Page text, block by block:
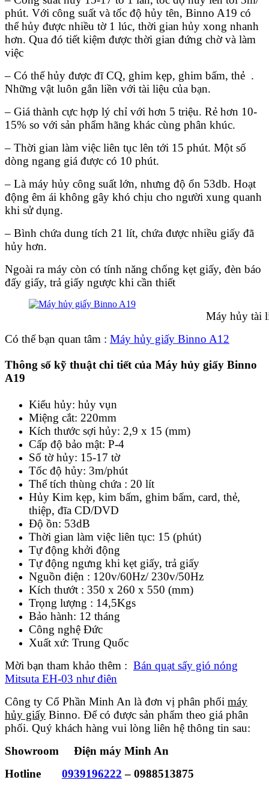
phút. Với công suất và tốc độ hủy tên, Binno A19 có
thể hủy được nhiều tờ 1 lúc, thời gian hủy xong nhanh
hơn. Qua đó tiết kiệm được thời gian đứng chờ và làm
việc
– Có thể hủy được đĩ CQ, ghim kẹp, ghim bấm, thẻ .
Những vật luôn gắn liền với tài liệu của bạn.
– Giá thành cực hợp lý chỉ với hơn 5 triệu. Rẻ hơn 10-
15% so với sản phẩm hãng khác cùng phân khúc.
– Thời gian làm việc liên tục lên tới 15 phút. Một số
dòng ngang giá được có 10 phút.
– Là máy hủy công suất lớn, nhưng độ ổn 53db. Hoạt
động êm ái không gây khó chịu cho người xung quanh
khi sử dụng.
– Bình chứa dung tích 21 lít, chứa được nhiều giấy đã
hủy hơn.
Ngoài ra máy còn có tính năng chống kẹt giấy, đèn báo
đấy giấy, trả giấy ngược khi cần thiết
Máy hủy tài liệu
Có thể bạn quan tâm : Máy hủy giấy Binno A12
Thông số kỹ thuật chi tiết của Máy hủy giấy Binno
A19
Kiểu hủy: hủy vụn
Miệng cắt: 220mm
Kích thước sợi hủy: 2,9 x 15 (mm)
Cấp độ bảo mật: P-4
Số tờ hủy: 15-17 tờ
Tốc độ hủy: 3m/phút
Thể tích thùng chứa : 20 lít
Hủy Kim kẹp, kim bấm, ghim bấm, card, thẻ,
thiệp, đĩa CD/DVD
Độ ồn: 53dB
Thời gian làm việc liên tục: 15 (phút)
Tự động khởi động
Tự động ngưng khi kẹt giấy, trả giấy
Nguồn điện : 120v/60Hz/ 230v/50Hz
Kích thướt : 350 x 260 x 550 (mm)
Trọng lượng : 14,5Kgs
Bảo hành: 12 tháng
Công nghệ Đức
Xuất xứ: Trung Quốc
Mời bạn tham khảo thêm : Bán quạt sấy gió nóng
Mitsuta EH-03 như điên
Công ty Cổ Phần Minh An là đơn vị phân phối máy
hủy giấy Binno. Để có được sản phẩm theo giá phân
phối. Quý khách hàng vui lòng liên hệ thông tin sau:
Showroom Điện máy Minh An
Hotline 0939196222 – 0988513875